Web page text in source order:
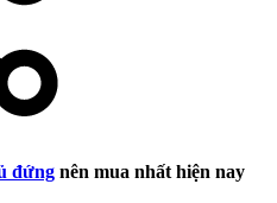
đứng nên mua nhất hiện nay